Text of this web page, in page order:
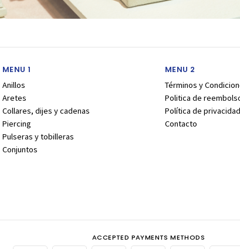
MENU 1
Anillos
Aretes
Collares, dijes y cadenas
Piercing
Pulseras y tobilleras
Conjuntos
MENU 2
Términos y
Politica de
Política de privacidad
Contacto
ACCEPTED PAYMENTS METHODS